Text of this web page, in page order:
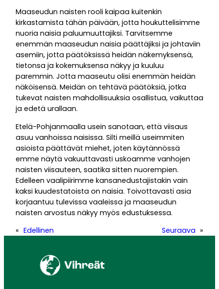
Maaseudun naisten rooli kaipaa kuitenkin
kirkastamista tähän päivään, jotta houkuttelisimme
nuoria naisia paluumuuttajiksi. Tarvitsemme
enemmän maaseudun naisia päättäjiksi ja johtaviin
asemiin, jotta päätöksissä heidän näkemyksensä,
tietonsa ja kokemuksensa näkyy ja kuuluu
paremmin. Jotta maaseutu olisi enemmän heidän
näköisensä. Meidän on tehtävä päätöksiä, jotka
tukevat naisten mahdollisuuksia osallistua, vaikuttaa
ja edetä urallaan.
Etelä-Pohjanmaalla usein sanotaan, että viisaus
asuu vanhoissa naisissa. Silti meillä useimmiten
asioista päättävät miehet, joten käytännössä
emme näytä vakuuttavasti uskoamme vanhojen
naisten viisauteen, saatika sitten nuorempien.
Edelleen vaalipiirimme kansanedustajistakin vain
kaksi kuudestatoista on naisia. Toivottavasti asia
korjaantuu tulevissa vaaleissa ja maaseudun
naisten arvostus näkyy myös edustuksessa.
« Edellinen Seuraava »